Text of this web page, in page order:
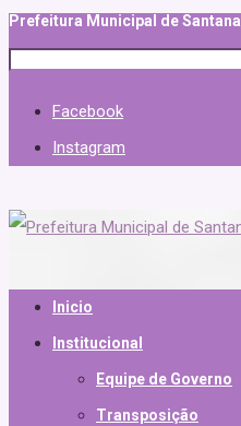
Prefeitura Municipal de Santana
Facebook
Instagram
Inicio
Institucional
Equipe de Governo
Transposição